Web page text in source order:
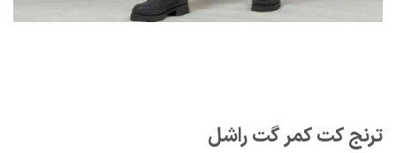
ترنج کت کمر گت راشل